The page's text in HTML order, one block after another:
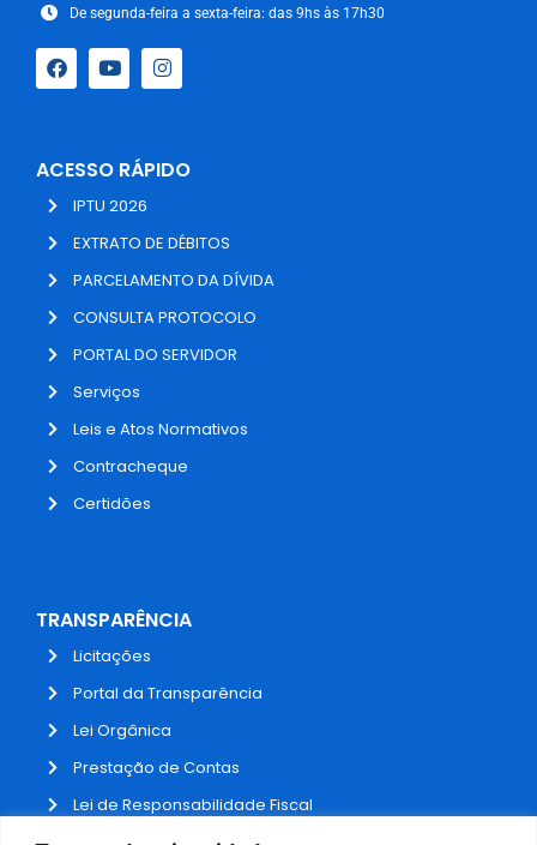
De segunda-feira a sexta-feira: das 9hs às 17h30
ACESSO RÁPIDO
IPTU 2026
EXTRATO DE DÉBITOS
PARCELAMENTO DA DÍVIDA
CONSULTA PROTOCOLO
PORTAL DO SERVIDOR
Serviços
Leis e Atos Normativos
Contracheque
Certidões
TRANSPARÊNCIA
Licitações
Portal da Transparência
Lei Orgânica
Prestação de Contas
Lei de Responsabilidade Fiscal